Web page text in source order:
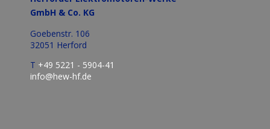
GmbH & Co. KG
Goebenstr. 106
32051 Herford
T +49 5221 - 5904-41
info@hew-hf.de